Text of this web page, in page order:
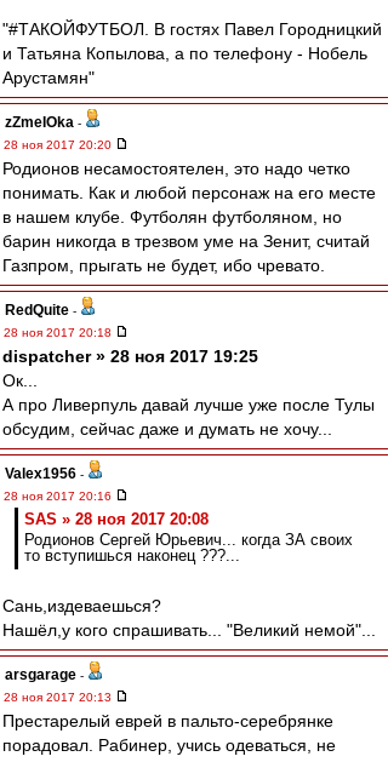
"#ТАКОЙФУТБОЛ. В гостях Павел Городницкий
и Татьяна Копылова, а по телефону - Нобель
Арустамян"
zZmeIOka -
28 ноя 2017 20:20
Родионов несамостоятелен, это надо четко
понимать. Как и любой персонаж на его месте
в нашем клубе. Футболян футболяном, но
барин никогда в трезвом уме на Зенит, считай
Газпром, прыгать не будет, ибо чревато.
RedQuite -
28 ноя 2017 20:18
dispatcher » 28 ноя 2017 19:25
Ок...
А про Ливерпуль давай лучше уже после Тулы
обсудим, сейчас даже и думать не хочу...
Valex1956 -
28 ноя 2017 20:16
SAS » 28 ноя 2017 20:08
Родионов Сергей Юрьевич... когда ЗА своих
то вступишься наконец ???...
Сань,издеваешься?
Нашёл,у кого спрашивать... "Великий немой"...
arsgarage -
28 ноя 2017 20:13
Престарелый еврей в пальто-серебрянке
порадовал. Рабинер, учись одеваться, не